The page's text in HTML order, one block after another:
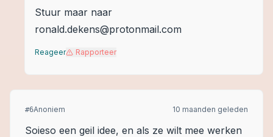
Stuur maar naar
ronald.dekens@protonmail.com
Reageer Rapporteer
#6Anoniem 10 maanden geleden
Soieso een geil idee, en als ze wilt mee werken